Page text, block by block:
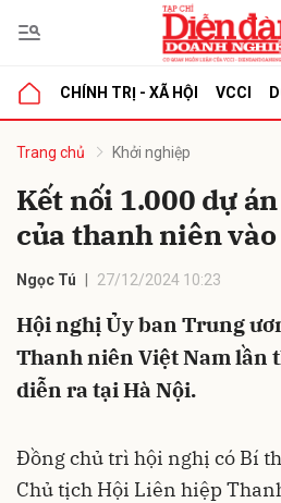
CHÍNH TRỊ - XÃ HỘI VCCI
Trang chủ Khởi nghiệp
Kết nối 1.000 dự
của thanh niên
Ngọc Tú 27/12/2024 10:23
Hội nghị Ủy ban Trung
Thanh niên Việt Nam lần
diễn ra tại Hà Nội.
Đồng chủ trì hội nghị có Bí
Chủ tịch Hội Liên hiệp
luận